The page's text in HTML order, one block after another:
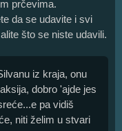
prčevima.
da se udavite i svi
što se niste udavili.
iz kraja, onu
dobro 'ajde jes
pa vidiš
niti želim u stvari